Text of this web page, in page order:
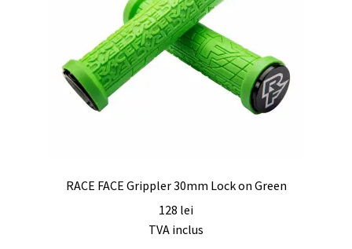
RACE FACE Grippler 30mm Lock on Green
128 lei
TVA inclus